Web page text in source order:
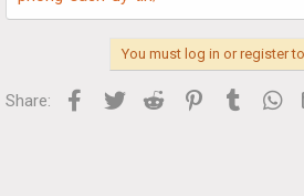
You must log in or register
Share: Facebook
Twitter Reddit PinterestTumblr